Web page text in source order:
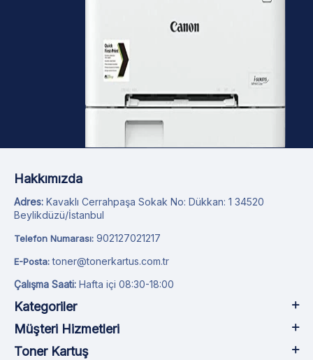
Hakkımızda
Adres: Kavaklı Cerrahpaşa Sokak No: Dükkan: 1 34520
Beylikdüzü/İstanbul
Telefon Numarası: 902127021217
E-Posta: toner@tonerkartus.com.tr
Çalışma Saati: Hafta içi 08:30-18:00
Kategoriler
Müşteri Hizmetleri
Toner Kartuş